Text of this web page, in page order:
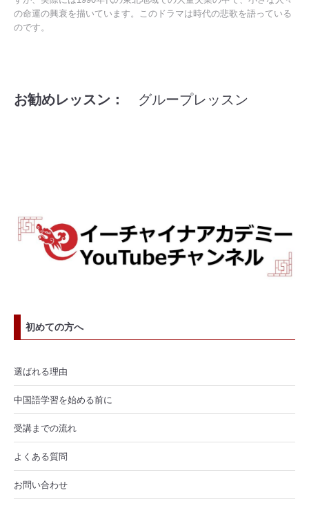
の命運の興衰を描いています。このドラマは時代の悲歌を語っている
のです。
お勧めレッスン： グループレッスン
初めての方へ
選ばれる理由
中国語学習を始める前に
受講までの流れ
よくある質問
お問い合わせ